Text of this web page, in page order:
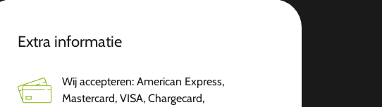
Extra informatie
Wij accepteren: American Express,
Mastercard, VISA, Chargecard,